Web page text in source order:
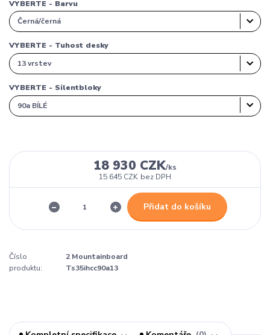
VYBERTE - Barvu
VYBERTE - Tuhost desky
VYBERTE - Silentbloky
18 930 CZK/ks
15 645 CZK bez DPH
Přidat do košíku
Číslo
produktu:
2 Mountainboard
Ts35ihcc90a13